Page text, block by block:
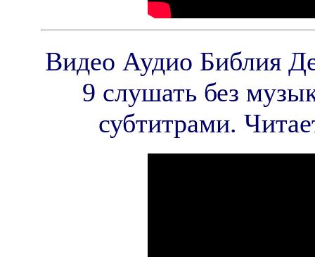
Видео Аудио Библия
9 слушать без
субтитрами.